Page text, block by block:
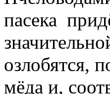
пасека
озлобятся,
мёда и,